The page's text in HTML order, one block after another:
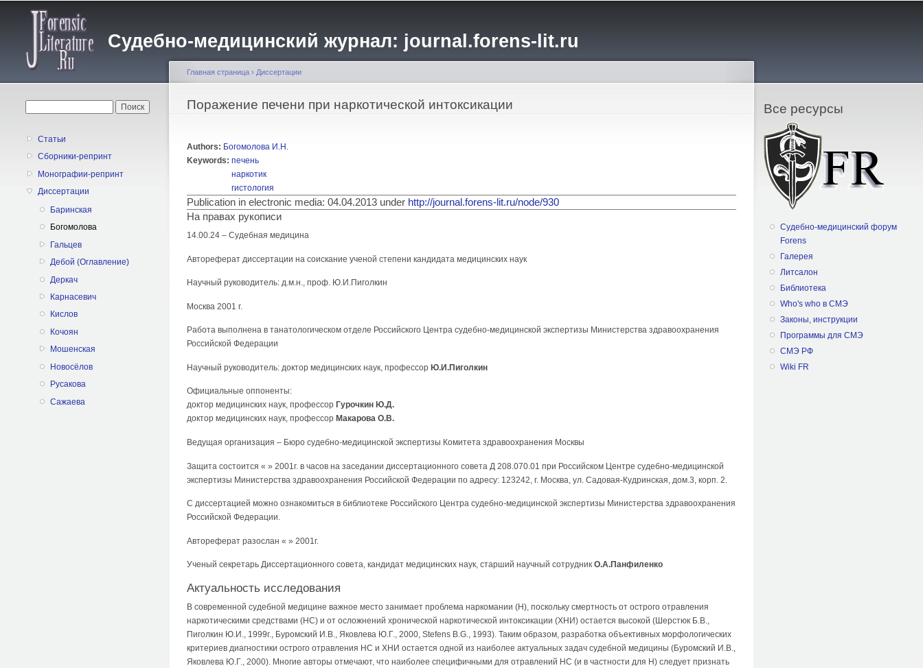
содержанию
Судебно-медицинский журнал: journal.forens-lit.ru
Статьи
Сборники-репринт
Монографии-репринт
Диссертации
Баринская
Богомолова
Гальцев
Дебой (Оглавление)
Деркач
Карнасевич
Кислов
Кочоян
Мошенская
Новосёлов
Русакова
Сажаева
Вы здесь
Главная страница › Диссертации
Поражение печени при наркотической интоксикации
Authors: Богомолова И.Н.
Keywords: печень
наркотик
гистология
Publication in electronic media: 04.04.2013 under http://journal.forens-lit.ru/node/930
На правах рукописи
14.00.24 – Судебная медицина
Автореферат диссертации на соискание ученой степени кандидата медицинских наук
Научный руководитель: д.м.н., проф. Ю.И.Пиголкин
Москва 2001 г.
Работа выполнена в танатологическом отделе Российского Центра судебно-медицинской экспертизы Министерства здравоохранения
Российской Федерации
Научный руководитель: доктор медицинских наук, профессор Ю.И.Пиголкин
Официальные оппоненты:
доктор медицинских наук, профессор Гурочкин Ю.Д.
доктор медицинских наук, профессор Макарова О.В.
Ведущая организация – Бюро судебно-медицинской экспертизы Комитета здравоохранения Москвы
Защита состоится « » 2001г. в часов на заседании диссертационного совета Д 208.070.01 при Российском Центре судебно-медицинской
экспертизы Министерства здравоохранения Российской Федерации по адресу: 123242, г. Москва, ул. Садовая-Кудринская, дом.3, корп. 2.
С диссертацией можно ознакомиться в библиотеке Российского Центра судебно-медицинской экспертизы Министерства здравоохранения
Российской Федерации.
Автореферат разослан « » 2001г.
Ученый секретарь Диссертационного совета, кандидат медицинских наук, старший научный сотрудник О.А.Панфиленко
Актуальность исследования
В современной судебной медицине важное место занимает проблема наркомании (Н), поскольку смертность от острого отравления
наркотическими средствами (НС) и от осложнений хронической наркотической интоксикации (ХНИ) остается высокой (Шерстюк Б.В.,
Пиголкин Ю.И., 1999г., Буромский И.В., Яковлева Ю.Г., 2000, Stefens B.G., 1993). Таким образом, разработка объективных морфологических
критериев диагностики острого отравления НС и ХНИ остается одной из наиболее актуальных задач судебной медицины (Буромский И.В.,
Яковлева Ю.Г., 2000). Многие авторы отмечают, что наиболее специфичными для отравлений НС (и в частности для Н) следует признать
Все ресурсы
Судебно-медицинский форум
Forens
Галерея
Литсалон
Библиотека
Who's who в СМЭ
Законы, инструкции
Программы для СМЭ
СМЭ РФ
Wiki FR